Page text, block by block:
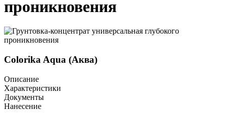
проникновения
Colorika Aqua (Аква)
Описание
Характеристики
Документы
Нанесение